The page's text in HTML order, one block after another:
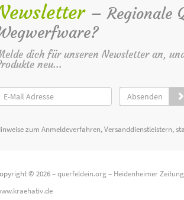
– Regionale
dich für unseren Newsletter an,
neu...
Absenden
zum Anmeldeverfahren, Versanddienstleistern,
© 2026 –querfeldein.org– Heidenheimer